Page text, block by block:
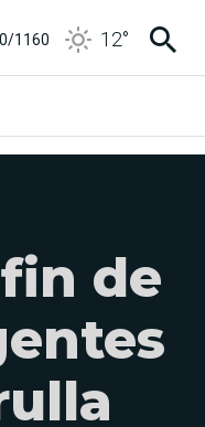
4
12°
de